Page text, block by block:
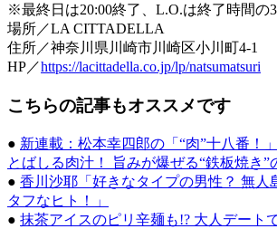
※最終日は20:00終了、L.O.は終了時間の
場所／LA CITTADELLA
住所／神奈川県川崎市川崎区小川町4-1
HP／https://lacittadella.co.jp/lp/natsumatsuri
こちらの記事もオススメです
● 新連載：松本幸四郎の「“肉”十八番！
とばしる肉汁！ 旨みが爆ぜる“鉄板焼き”
● 香川沙耶「好きなタイプの男性？ 無人
タフなヒト！」
● 抹茶アイスのピリ辛麺も!? 大人デート